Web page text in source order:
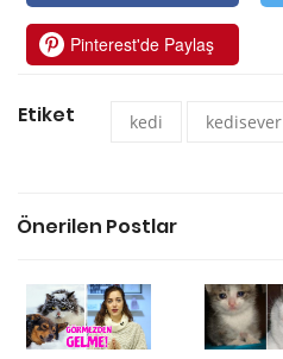
Pinterest'de Paylaş
Etiket kedi kedisever
Önerilen Postlar